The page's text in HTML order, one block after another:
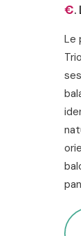
€.
Le